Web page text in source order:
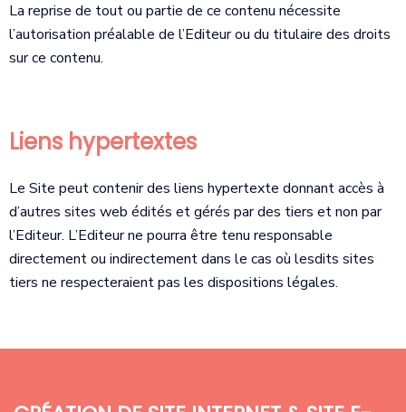
La reprise de tout ou partie de ce contenu nécessite
l’autorisation préalable de l’Editeur ou du titulaire des droits
sur ce contenu.
Liens hypertextes
Le Site peut contenir des liens hypertexte donnant accès à
d’autres sites web édités et gérés par des tiers et non par
l’Editeur. L’Editeur ne pourra être tenu responsable
directement ou indirectement dans le cas où lesdits sites
tiers ne respecteraient pas les dispositions légales.